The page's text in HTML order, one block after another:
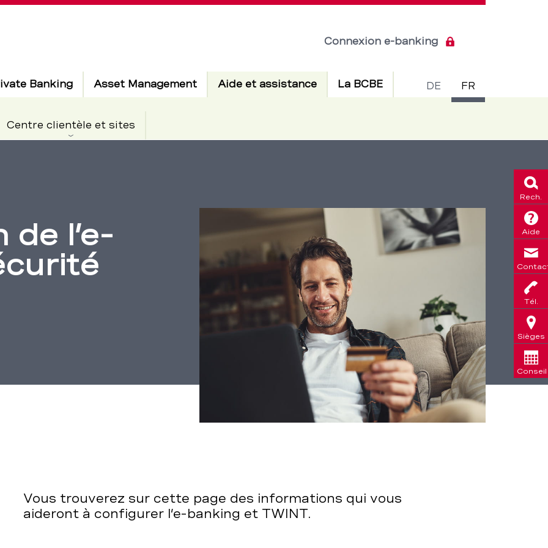
langue
DE FR
Connexion e-banking
Banking Asset Management Aide et assistanceActif
Centre clientèle et sites
La BCBE
Rech.
Aide
Tél.
Sièges
Conseil
l’e-
Vous trouverez sur cette page des informations qui vous
aideront à configurer l’e-banking et TWINT.